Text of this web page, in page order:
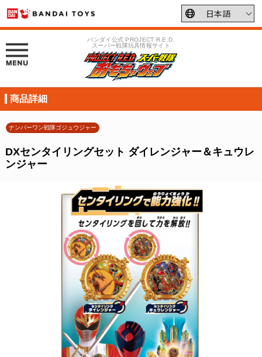
バンダイ公式 PROJECT R.E.D.
スーパー戦隊玩具情報サイト
商品詳細
ナンバーワン戦隊ゴジュウジャー
DXセンタイリングセット ダイレンジャー＆キュウレ
ンジャー